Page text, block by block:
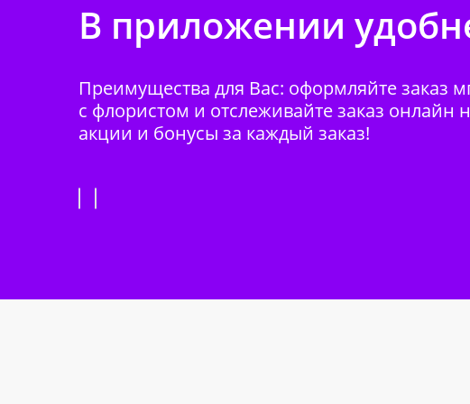
В приложении
Преимущества для Вас: оформляйте заказ
с флористом и отслеживайте заказ онлайн
акции и бонусы за каждый заказ!